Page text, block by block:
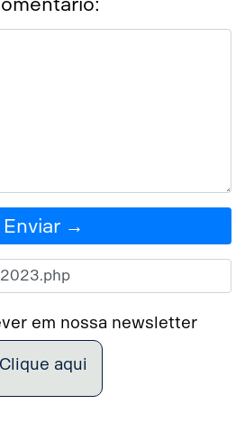
Enviar →
em nossa newsletter
Clique aqui